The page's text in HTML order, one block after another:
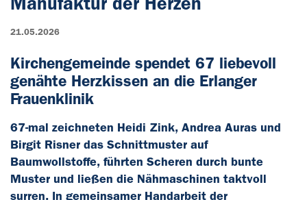
21.05.2026
Kirchengemeinde spendet 67 liebevoll
genähte Herzkissen an die Erlanger
Frauenklinik
67-mal zeichneten Heidi Zink, Andrea Auras und
Birgit Risner das Schnittmuster auf
Baumwollstoffe, führten Scheren durch bunte
Muster und ließen die Nähmaschinen taktvoll
surren. In gemeinsamer Handarbeit der